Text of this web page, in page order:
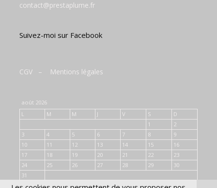
contact@prestaplume.fr
Suivez-moi sur Facebook
CGV – Mentions légales
août 2026
L
M M J V S
D
1
2
3
4 5 6 7 8
9
10
11 12 13 14 15
16
17
18 19 20 21 22
23
24
25 26 27 28 29
30
31